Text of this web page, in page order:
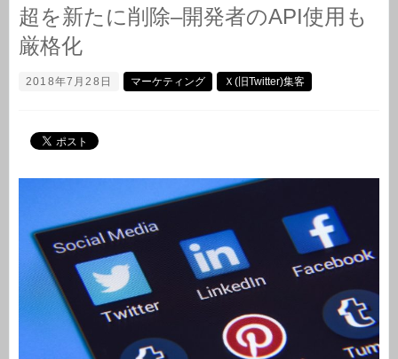
超を新たに削除–開発者のAPI使用も
厳格化
2018年7月28日 マーケティング Ｘ(旧Twitter)集客